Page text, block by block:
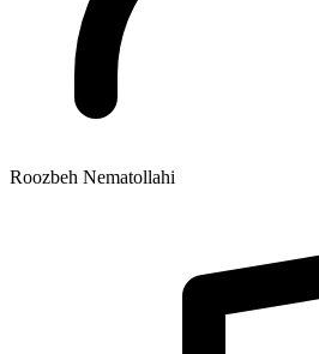
Roozbeh Nematollahi